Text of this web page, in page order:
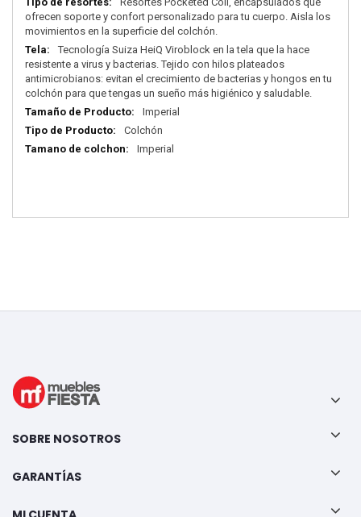
ofrecen soporte y confort personalizado para tu cuerpo. Aisla los
movimientos en la superficie del colchón.
Tecnología Suiza HeiQ Viroblock en la tela que la hace
resistente a virus y bacterias. Tejido con hilos plateados
antimicrobianos: evitan el crecimiento de bacterias y hongos en tu
colchón para que tengas un sueño más higiénico y saludable.
Imperial
Colchón
Imperial
SOBRE NOSOTROS
GARANTÍAS